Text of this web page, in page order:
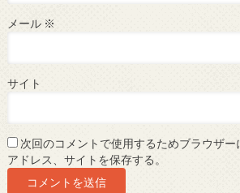
メール ※
サイト
次回のコメントで使用するためブラウザ
アドレス、サイトを保存する。